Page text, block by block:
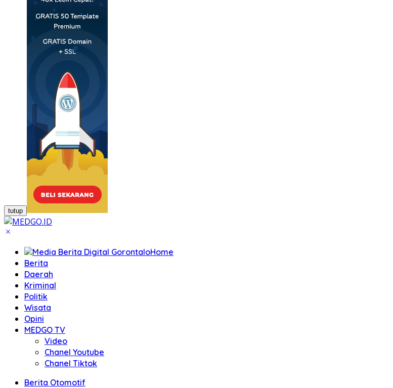
tutup
Home
Berita
Daerah
Kriminal
Politik
Wisata
Opini
MEDGO TV
Video
Chanel Youtube
Chanel Tiktok
Berita Otomotif